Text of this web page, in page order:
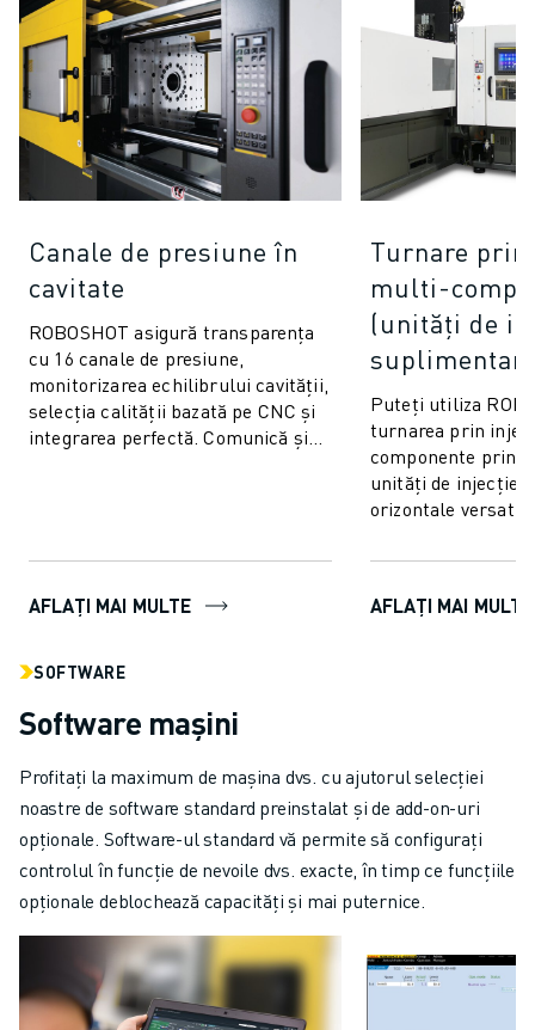
Canale de presiune în
cavitate
ROBOSHOT asigură transparența
cu 16 canale de presiune,
monitorizarea echilibrului cavității,
selecția calității bazată pe CNC și
integrarea perfectă. Comunică și
AFLAȚI MAI MULTE
Turnare
multi-
(unități de
Puteți utiliza
turnarea prin
componente prin
unități de injecție
orizontale
d...
AFLAȚI MAI MULTE
SOFTWARE
Software mașini
Profitați la maximum de mașina dvs. cu ajutorul selecției
noastre de software standard preinstalat și de add-on-uri
opționale. Software-ul standard vă permite să configurați
controlul în funcție de nevoile dvs. exacte, în timp ce funcțiile
opționale deblochează capacități și mai puternice.